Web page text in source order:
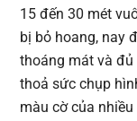
15 đến 30 mét
bị bỏ hoang, nay
thoáng mát và đủ
thoả sức chụp
màu cờ của